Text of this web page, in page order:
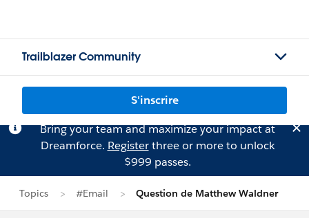
Trailblazer Community
S'inscrire
Bring your team and maximize your impact at
Dreamforce. Registerthree or more to unlock
$999 passes.
Topics #Email Question de Matthew Waldner